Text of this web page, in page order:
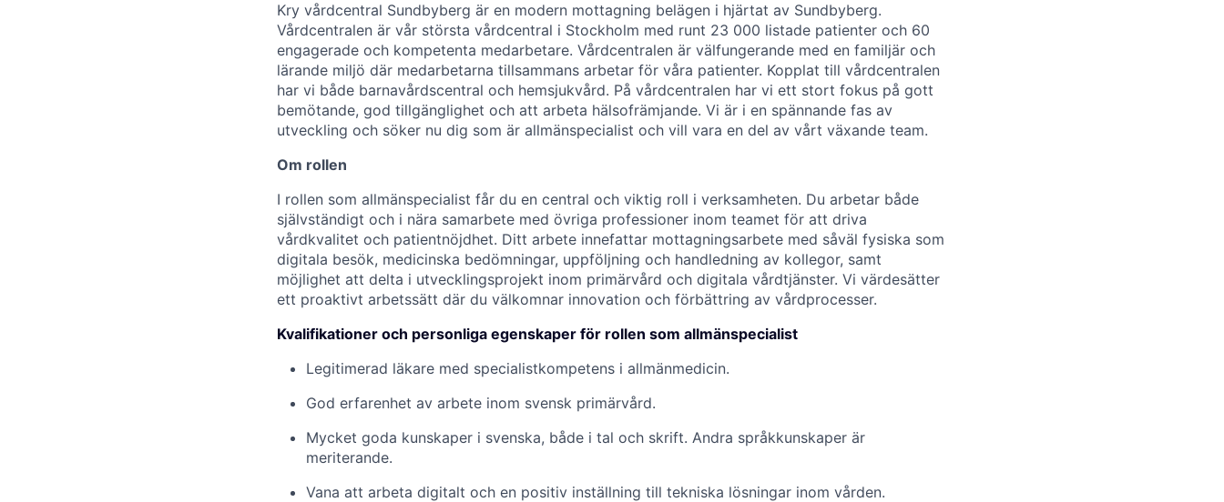
Kry vårdcentral Sundbyberg är en modern mottagning belägen i hjärtat av Sundbyberg.
Vårdcentralen är vår största vårdcentral i Stockholm med runt 23 000 listade patienter och 60
engagerade och kompetenta medarbetare. Vårdcentralen är välfungerande med en familjär och
lärande miljö där medarbetarna tillsammans arbetar för våra patienter. Kopplat till vårdcentralen
har vi både barnavårdscentral och hemsjukvård. På vårdcentralen har vi ett stort fokus på gott
bemötande, god tillgänglighet och att arbeta hälsofrämjande. Vi är i en spännande fas av
utveckling och söker nu dig som är allmänspecialist och vill vara en del av vårt växande team.
Om rollen
I rollen som allmänspecialist får du en central och viktig roll i verksamheten. Du arbetar både
självständigt och i nära samarbete med övriga professioner inom teamet för att driva
vårdkvalitet och patientnöjdhet. Ditt arbete innefattar mottagningsarbete med såväl fysiska som
digitala besök, medicinska bedömningar, uppföljning och handledning av kollegor, samt
möjlighet att delta i utvecklingsprojekt inom primärvård och digitala vårdtjänster. Vi värdesätter
ett proaktivt arbetssätt där du välkomnar innovation och förbättring av vårdprocesser.
Kvalifikationer och personliga egenskaper för rollen som allmänspecialist
Legitimerad läkare med specialistkompetens i allmänmedicin.
God erfarenhet av arbete inom svensk primärvård.
Mycket goda kunskaper i svenska, både i tal och skrift. Andra språkkunskaper är
meriterande.
Vana att arbeta digitalt och en positiv inställning till tekniska lösningar inom vården.